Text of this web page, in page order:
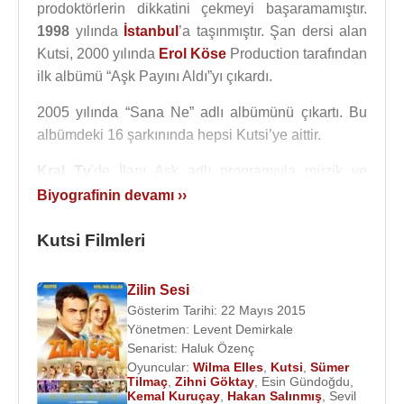
prodoktörlerin dikkatini çekmeyi başaramamıştır.
1998 yılında İstanbul ’a taşınmıştır. Şan dersi alan
Kutsi, 2000 yılında Erol Köse Production tarafından
ilk albümü “Aşk Payını Aldı”yı çıkardı.
2005 yılında “Sana Ne” adlı albümünü çıkartı. Bu
albümdeki 16 şarkınında hepsi Kutsi’ye aittir.
Kral Tv 'de İlanı Aşk adlı programıyla müzik ve
sunuculuğu bir arada yürütmüstür. Kutsi 2005
İyi Pop Erkek ve Kral Tv Yılın Şarkısı ödüllerine
Meslek olarak sadece müzisyenlik değil aynı
zamanda oyunculuğu da seçen Kutsi2006
yönetmenliğini
Merve Girgin
dizisi ile oyunculuğa ilk adımını atmış ve çok büyük
bir başarı yakalamıştır. BaşrolleriniKutsive
Biyografinin devamı ››
Kutsi Filmleri
Zilin Sesi
Gösterim Tarihi: 22 Mayıs 2015
Yönetmen: Levent Demirkale
Senarist: Haluk Özenç
Oyuncular: Wilma Elles Kutsi Sümer
Tilmaç Zihni Göktay Esin Gündoğdu
Kemal Kuruçay Hakan Salınmış Sevil